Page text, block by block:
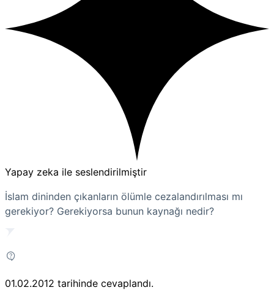
Yapay zeka ile seslendirilmiştir
İslam dininden çıkanların ölümle cezalandırılması mı
gerekiyor? Gerekiyorsa bunun kaynağı nedir?
01.02.2012 tarihinde cevaplandı.